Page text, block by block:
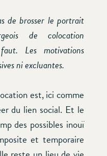
de brosser le portrait
de colocation
Les motivations
ni excluantes.
est, ici comme
du lien social. Et le
des possibles inouï
et temporaire